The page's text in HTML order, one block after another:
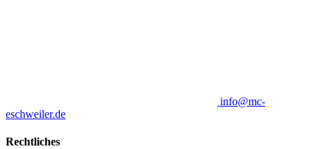
info@mc-
eschweiler.de
Rechtliches